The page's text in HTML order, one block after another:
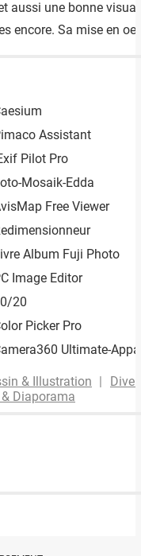
une bonne
encore. Sa mise en
Assistant
Pilot Pro
Mosaik-Edda
Free Viewer
Album Fuji Photo
Image Editor
20
Picker Pro
Ultimate-
& Illustration
Diaporama